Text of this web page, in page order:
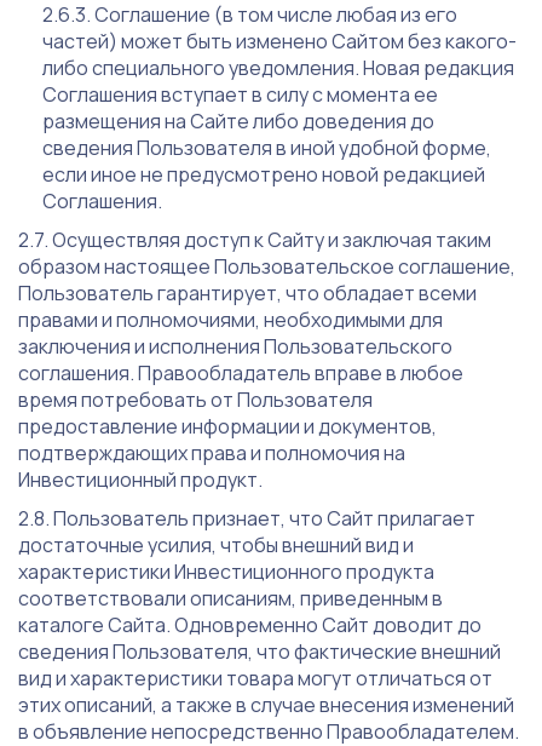
Соглашение (в том числе любая из его
частей) может быть изменено Сайтом без какого-
либо специального уведомления. Новая редакция
Соглашения вступает в силу с момента ее
размещения на Сайте либо доведения до
сведения Пользователя в иной удобной форме,
если иное не предусмотрено новой редакцией
Соглашения.
Осуществляя доступ к Сайту и заключая таким
образом настоящее Пользовательское соглашение,
Пользователь гарантирует, что обладает всеми
правами и полномочиями, необходимыми для
заключения и исполнения Пользовательского
соглашения. Правообладатель вправе в любое
время потребовать от Пользователя
предоставление информации и документов,
подтверждающих права и полномочия на
Инвестиционный продукт.
Пользователь признает, что Сайт прилагает
достаточные усилия, чтобы внешний вид и
характеристики Инвестиционного продукта
соответствовали описаниям, приведенным в
каталоге Сайта. Одновременно Сайт доводит до
сведения Пользователя, что фактические внешний
вид и характеристики товара могут отличаться от
этих описаний, а также в случае внесения изменений
в объявление непосредственно Правообладателем.